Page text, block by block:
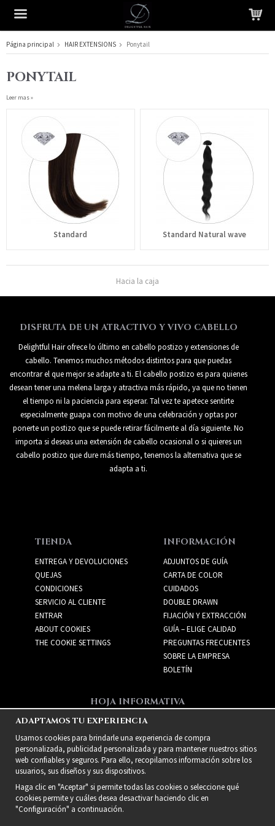
El producto ha sido añadido a su carrito
Página principal HAIR EXTENSIONS Ponytail
PONYTAIL
Leer mas »
Standard Standard Natural wave
Hacia la caja
DISFRUTA DE UN ATRACTIVO Y VIVO CABELLO
Delightful Hair ofrece lo último en cabello postizo y extensiones de
cabello. Tenemos muchos métodos distintos para que puedas
encontrar el que mejor se adapte a ti. El cabello postizo es para quienes
desean tener una melena larga y atractiva más rápido, ya que no tienen
el tiempo ni la paciencia para esperar. Tal vez te apetece sentirte
especialmente guapa con motivo de una celebración y optas por
ponerte un postizo que se puede retirar fácilmente al día siguiente. No
importa si deseas una extensión de cabello ocasional o si quieres un
cabello postizo que dure más tiempo, tenemos la alternativa que se
adapta a ti.
TIENDA
ENTREGA Y DEVOLUCIONES
QUEJAS
CONDICIONES
SERVICIO AL CLIENTE
ENTRAR
ABOUT COOKIES
THE COOKIE SETTINGS
INFORMACIÓN
ADJUNTOS DE GUÍA
CARTA DE COLOR
CUIDADOS
DOUBLE DRAWN
FIJACIÓN Y EXTRACCIÓN
GUÍA – ELIGE CALIDAD
PREGUNTAS FRECUENTES
SOBRE LA EMPRESA
BOLETÍN
HOJA INFORMATIVA
Recibe las mejores ofertas
y nuevos productos!
ADAPTAMOS TU EXPERIENCIA
Usamos cookies para brindarle una experiencia de compra
personalizada, publicidad personalizada y para mantener nuestros sitios
web confiables y seguros. Para ello, recopilamos información sobre los
usuarios, sus diseños y sus dispositivos.
Haga clic en "Aceptar" si permite todas las cookies o seleccione qué
cookies permite y cuáles desea desactivar haciendo clic en
"Configuración" a continuación.